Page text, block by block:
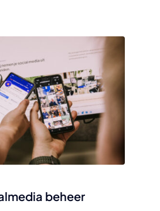
beheer